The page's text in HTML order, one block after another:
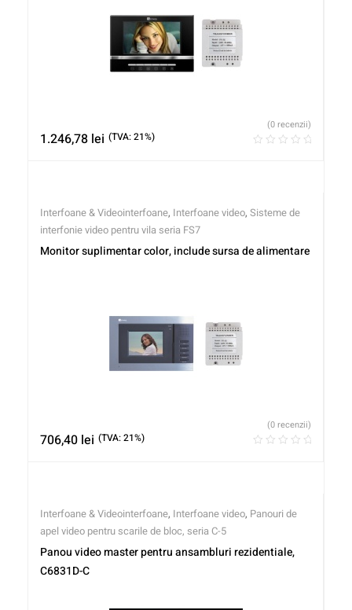
1.246,78 lei (TVA: 21%)
(0 recenzii)
Interfoane & Videointerfoane, Interfoane video, Sisteme de
interfonie video pentru vila seria FS7
Monitor suplimentar color, include sursa de alimentare
706,40 lei (TVA: 21%)
(0 recenzii)
Interfoane & Videointerfoane, Interfoane video, Panouri de
apel video pentru scarile de bloc, seria C-5
Panou video master pentru ansambluri rezidentiale,
C6831D-C